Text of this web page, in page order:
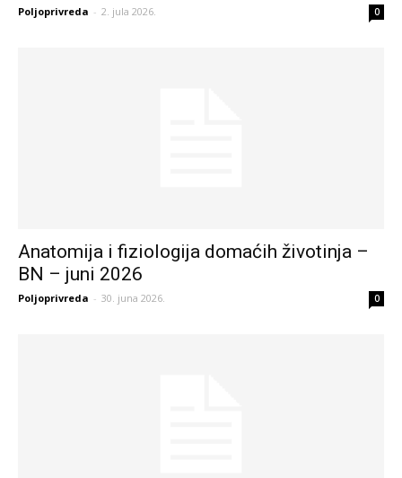
Poljoprivreda - 2. jula 2026. 0
Anatomija i fiziologija domaćih životinja –
BN – juni 2026
Poljoprivreda - 30. juna 2026. 0